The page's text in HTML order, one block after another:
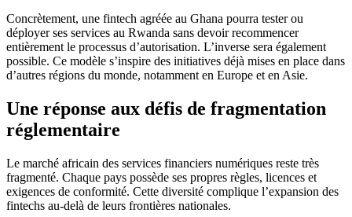
Concrètement, une fintech agréée au Ghana pourra tester ou
déployer ses services au Rwanda sans devoir recommencer
entièrement le processus d’autorisation. L’inverse sera également
possible. Ce modèle s’inspire des initiatives déjà mises en place dans
d’autres régions du monde, notamment en Europe et en Asie.
Une réponse aux défis de fragmentation
réglementaire
Le marché africain des services financiers numériques reste très
fragmenté. Chaque pays possède ses propres règles, licences et
exigences de conformité. Cette diversité complique l’expansion des
fintechs au-delà de leurs frontières nationales.